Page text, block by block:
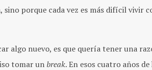
porque cada vez es más difícil vivir
algo nuevo, es que quería tener una
tomar unbreak. En esos cuatro años